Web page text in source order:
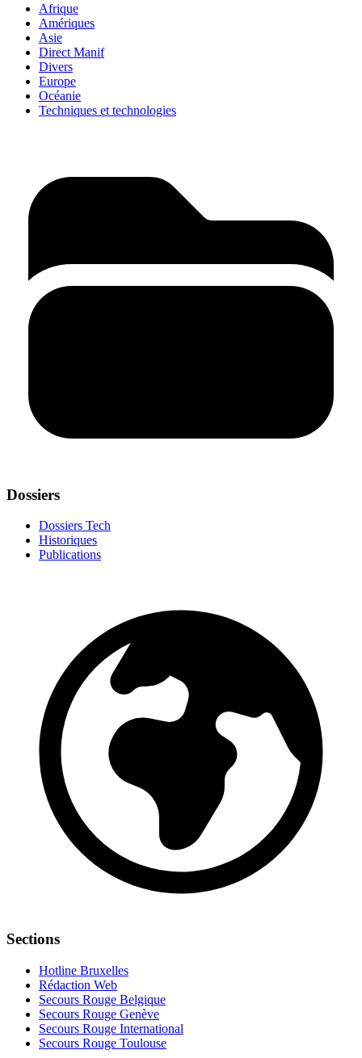
Afrique
Amériques
Asie
Direct Manif
Divers
Europe
Océanie
Techniques et technologies
Dossiers
Dossiers Tech
Historiques
Publications
Sections
Hotline Bruxelles
Rédaction Web
Secours Rouge Belgique
Secours Rouge Genève
Secours Rouge International
Secours Rouge Toulouse